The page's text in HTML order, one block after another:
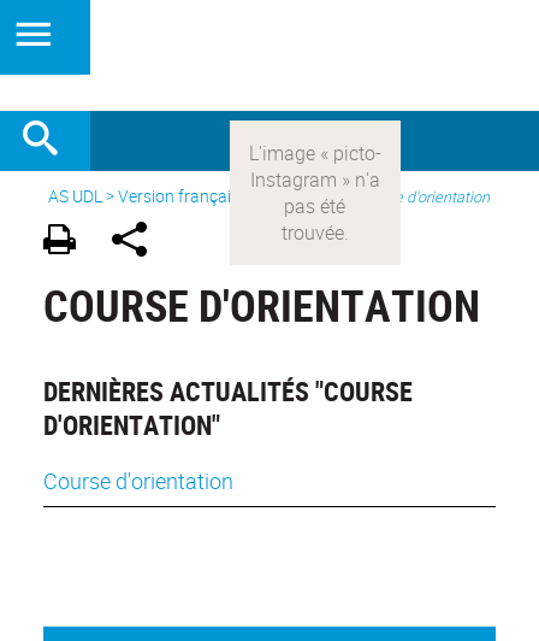
AS UDL>Version française > Les sports > Course d'orientation
COURSE D'ORIENTATION
DERNIÈRES ACTUALITÉS "COURSE
D'ORIENTATION"
Course d'orientation